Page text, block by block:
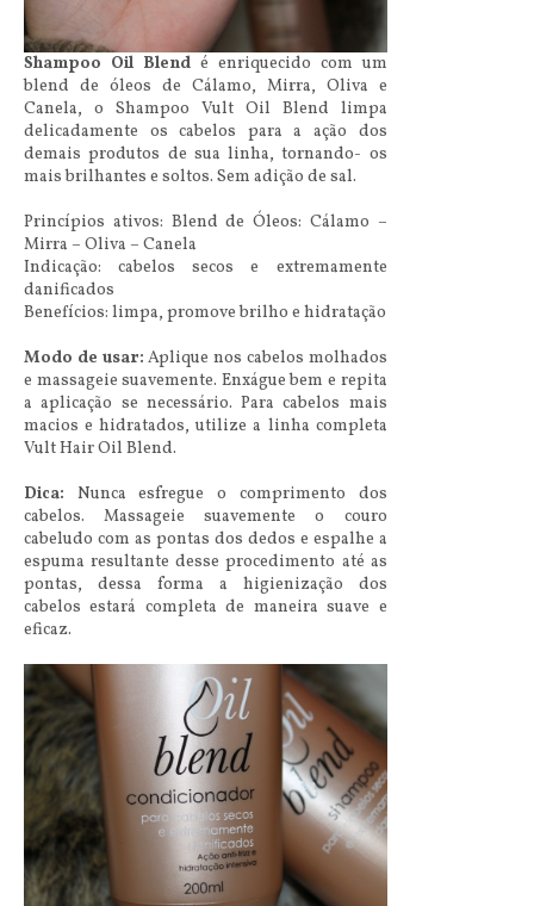
Shampoo Oil Blendé enriquecido com um
blend de óleos de Cálamo, Mirra, Oliva e
Canela, o Shampoo Vult Oil Blend limpa
delicadamente os cabelos para a ação dos
demais produtos de sua linha, tornando- os
mais brilhantes e soltos. Sem adição de sal.
Princípios ativos: Blend de Óleos: Cálamo –
Mirra – Oliva – Canela
Indicação: cabelos secos e extremamente
danificados
Benefícios: limpa, promove brilho e hidratação
Modo de usar: Aplique nos cabelos molhados
e massageie suavemente. Enxágue bem e repita
a aplicação se necessário. Para cabelos mais
macios e hidratados, utilize a linha completa
Vult Hair Oil Blend.
Dica: Nunca esfregue o comprimento dos
cabelos. Massageie suavemente o couro
cabeludo com as pontas dos dedos e espalhe a
espuma resultante desse procedimento até as
pontas, dessa forma a higienização dos
cabelos estará completa de maneira suave e
eficaz.